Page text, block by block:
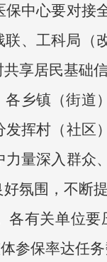
中心要对接
、工科局（
享居民基础
各乡镇（街道
挥村（社区
力量深入群
氛围，不断
各有关单位要
参保率达任